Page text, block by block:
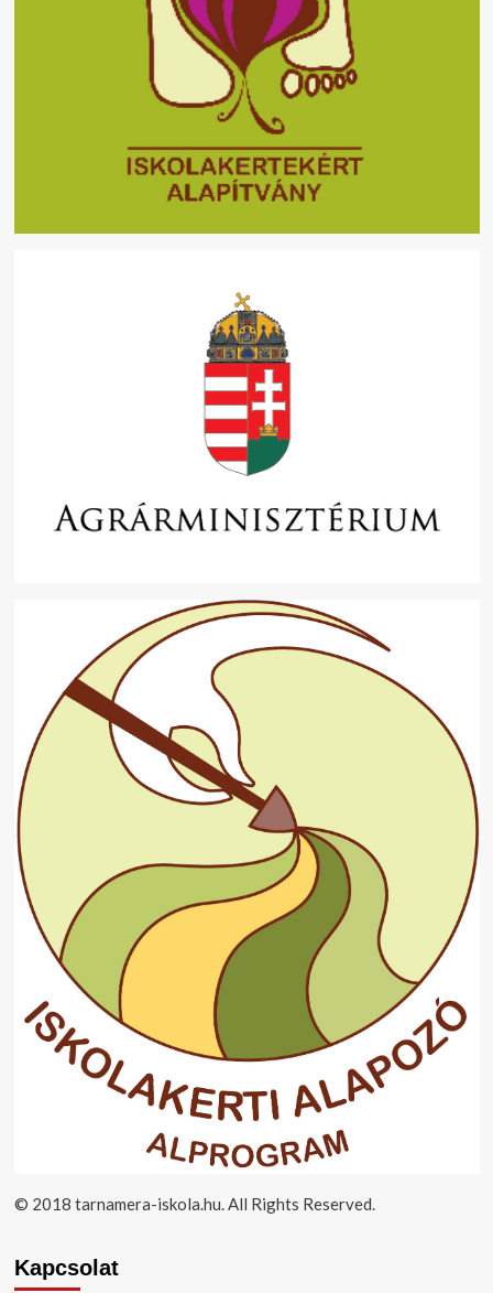
© 2018 tarnamera-iskola.hu. All Rights Reserved.
Kapcsolat